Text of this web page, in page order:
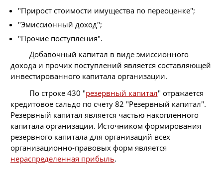
"Прирост стоимости имущества по переоценке";
"Эмиссионный доход";
"Прочие поступления".
Добавочный капитал в виде эмиссионного
дохода и прочих поступлений является составляющей
инвестированного капитала организации.
По строке 430 "резервный капитал" отражается
кредитовое сальдо по счету 82 "Резервный капитал".
Резервный капитал является частью накопленного
капитала организации. Источником формирования
резервного капитала для организаций всех
организационно-правовых форм является
нераспределенная прибыль.